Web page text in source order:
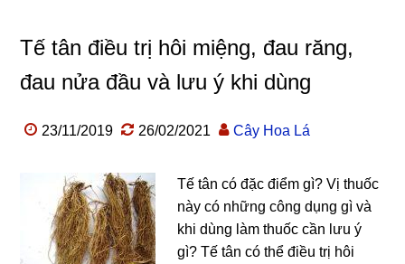
Tế tân điều trị hôi miệng, đau răng,
đau nửa đầu và lưu ý khi dùng
23/11/2019 26/02/2021 Cây Hoa Lá
Tế tân có đặc điểm gì? Vị thuốc
này có những công dụng gì và
khi dùng làm thuốc cần lưu ý
gì? Tế tân có thể điều trị hôi